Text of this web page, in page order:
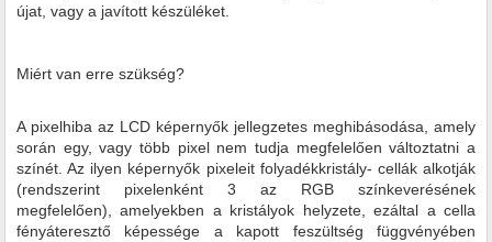
újat, vagy a javított készüléket.
Miért van erre szükség?
A pixelhiba az LCD képernyők jellegzetes meghibásodása, amely
során egy, vagy több pixel nem tudja megfelelően változtatni a
színét. Az ilyen képernyők pixeleit folyadékkristály- cellák alkotják
(rendszerint pixelenként 3 az RGB színkeverésének
megfelelően), amelyekben a kristályok helyzete, ezáltal a cella
fényáteresztő képessége a kapott feszültség függvényében